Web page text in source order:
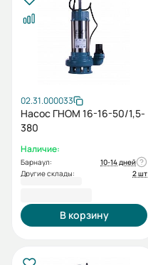
02.31.000033
Насос ГНОМ 16-16-50/1,5-
380
Наличие:
Барнаул:
10-14 дней
Другие склады:
2 шт
В корзину